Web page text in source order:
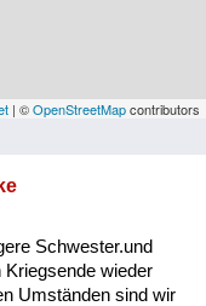
| ©OpenStreetMapcontributors
Schwester.und
Kriegsende wieder
Umständen sind wir